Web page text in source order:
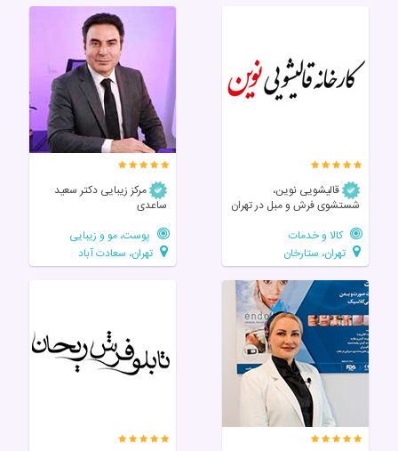
قالیشویی نوین،
شستشوی فرش و مبل در تهران
کالا و خدمات
تهران، ستارخان
مرکز زیبایی دکتر سعید
ساعدی
پوست، مو و زیبایی
تهران، سعادت آباد